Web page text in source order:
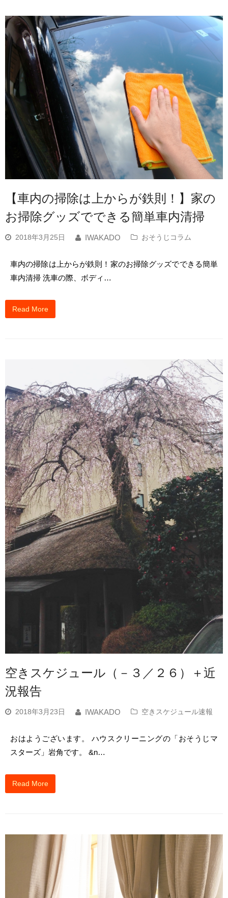
【車内の掃除は上からが鉄則！】家の
お掃除グッズでできる簡単車内清掃
2018年3月25日 IWAKADO おそうじコラム
車内の掃除は上からが鉄則！家のお掃除グッズでできる簡単
車内清掃 洗車の際、ボディ…
Read More
空きスケジュール（－３／２６）＋近
況報告
2018年3月23日 IWAKADO 空きスケジュール速報
おはようございます。 ハウスクリーニングの「おそうじマ
スターズ」岩角です。 &n…
Read More